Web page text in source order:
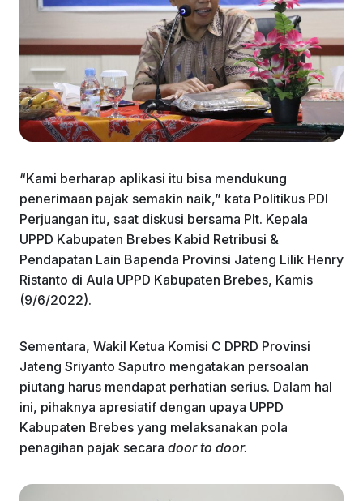
“Kami berharap aplikasi itu bisa mendukung
penerimaan pajak semakin naik,” kata Politikus PDI
Perjuangan itu, saat diskusi bersama Plt. Kepala
UPPD Kabupaten Brebes Kabid Retribusi &
Pendapatan Lain Bapenda Provinsi Jateng Lilik Henry
Ristanto di Aula UPPD Kabupaten Brebes, Kamis
(9/6/2022).
Sementara, Wakil Ketua Komisi C DPRD Provinsi
Jateng Sriyanto Saputro mengatakan persoalan
piutang harus mendapat perhatian serius. Dalam hal
ini, pihaknya apresiatif dengan upaya UPPD
Kabupaten Brebes yang melaksanakan pola
penagihan pajak secara door to door.